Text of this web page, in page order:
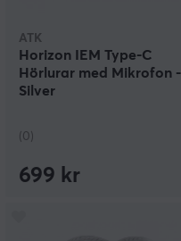
ATK
Horizon IEM Type-C
Hörlurar med Mikrofon -
Silver
(0)
699 kr